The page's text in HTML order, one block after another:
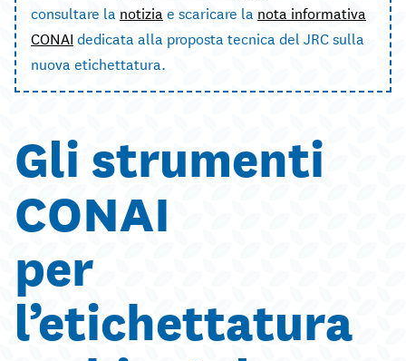
consultare la notizia e scaricare la nota informativa
CONAI dedicata alla proposta tecnica del JRC sulla
nuova etichettatura.
Gli strumenti
CONAI
per
l’etichettatura